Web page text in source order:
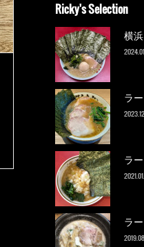
Ricky's Selection
横
ラ
ラ
ラ